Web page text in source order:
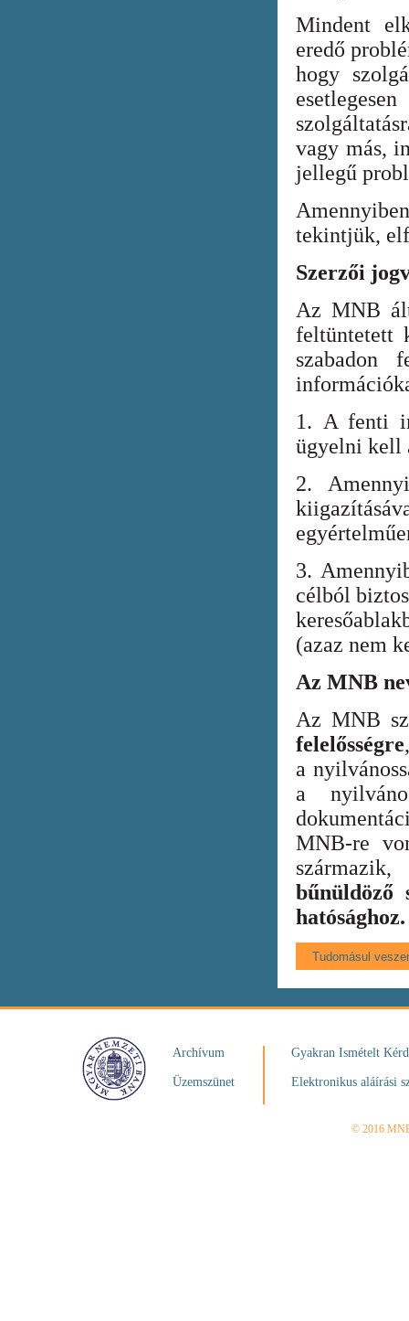
Mindent
eredő
hogy
vagy más,
jellegű
tekintjük,
Szerzői
Az MNB
feltüntetett
szabadon
1. A fenti
ügyelni kell
2.
3.
célból
(azaz nem
Az MNB
Az MNB
felelősségre
a
a
MNB-re
bűnüldöző
hatósághoz.
Archívum
Üzemszünet
Gyakran Ismételt
Elektronikus aláírási
© 2016